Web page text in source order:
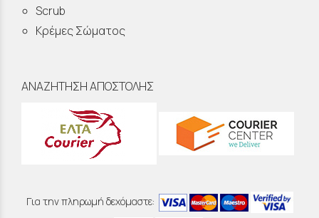
Scrub
Κρέμες Σώματος
ΑΝΑΖΗΤΗΣΗ ΑΠΟΣΤΟΛΗΣ
Για την πληρωμή δεχόμαστε: